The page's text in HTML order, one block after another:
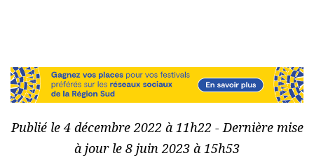
Publié le 4 décembre 2022 à 11h22 - Dernière mise
à jour le 8 juin 2023 à 15h53